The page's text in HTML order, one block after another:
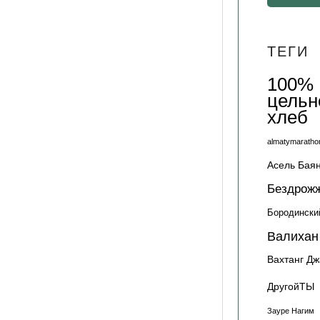
ТЕГИ
100%
хлеб
Асель
Вахтанг
ДругойТЫ
Зауре Нагим